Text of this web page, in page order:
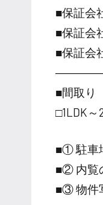
■保証会
■保証
■保証会
■間取り
□1LDK～
■① 駐車
■② 内覧
■③ 物件